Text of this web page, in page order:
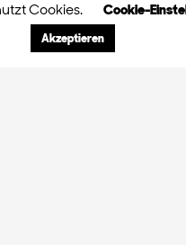
Agency
Radio X
Cookies. Cookie-
Akzeptieren